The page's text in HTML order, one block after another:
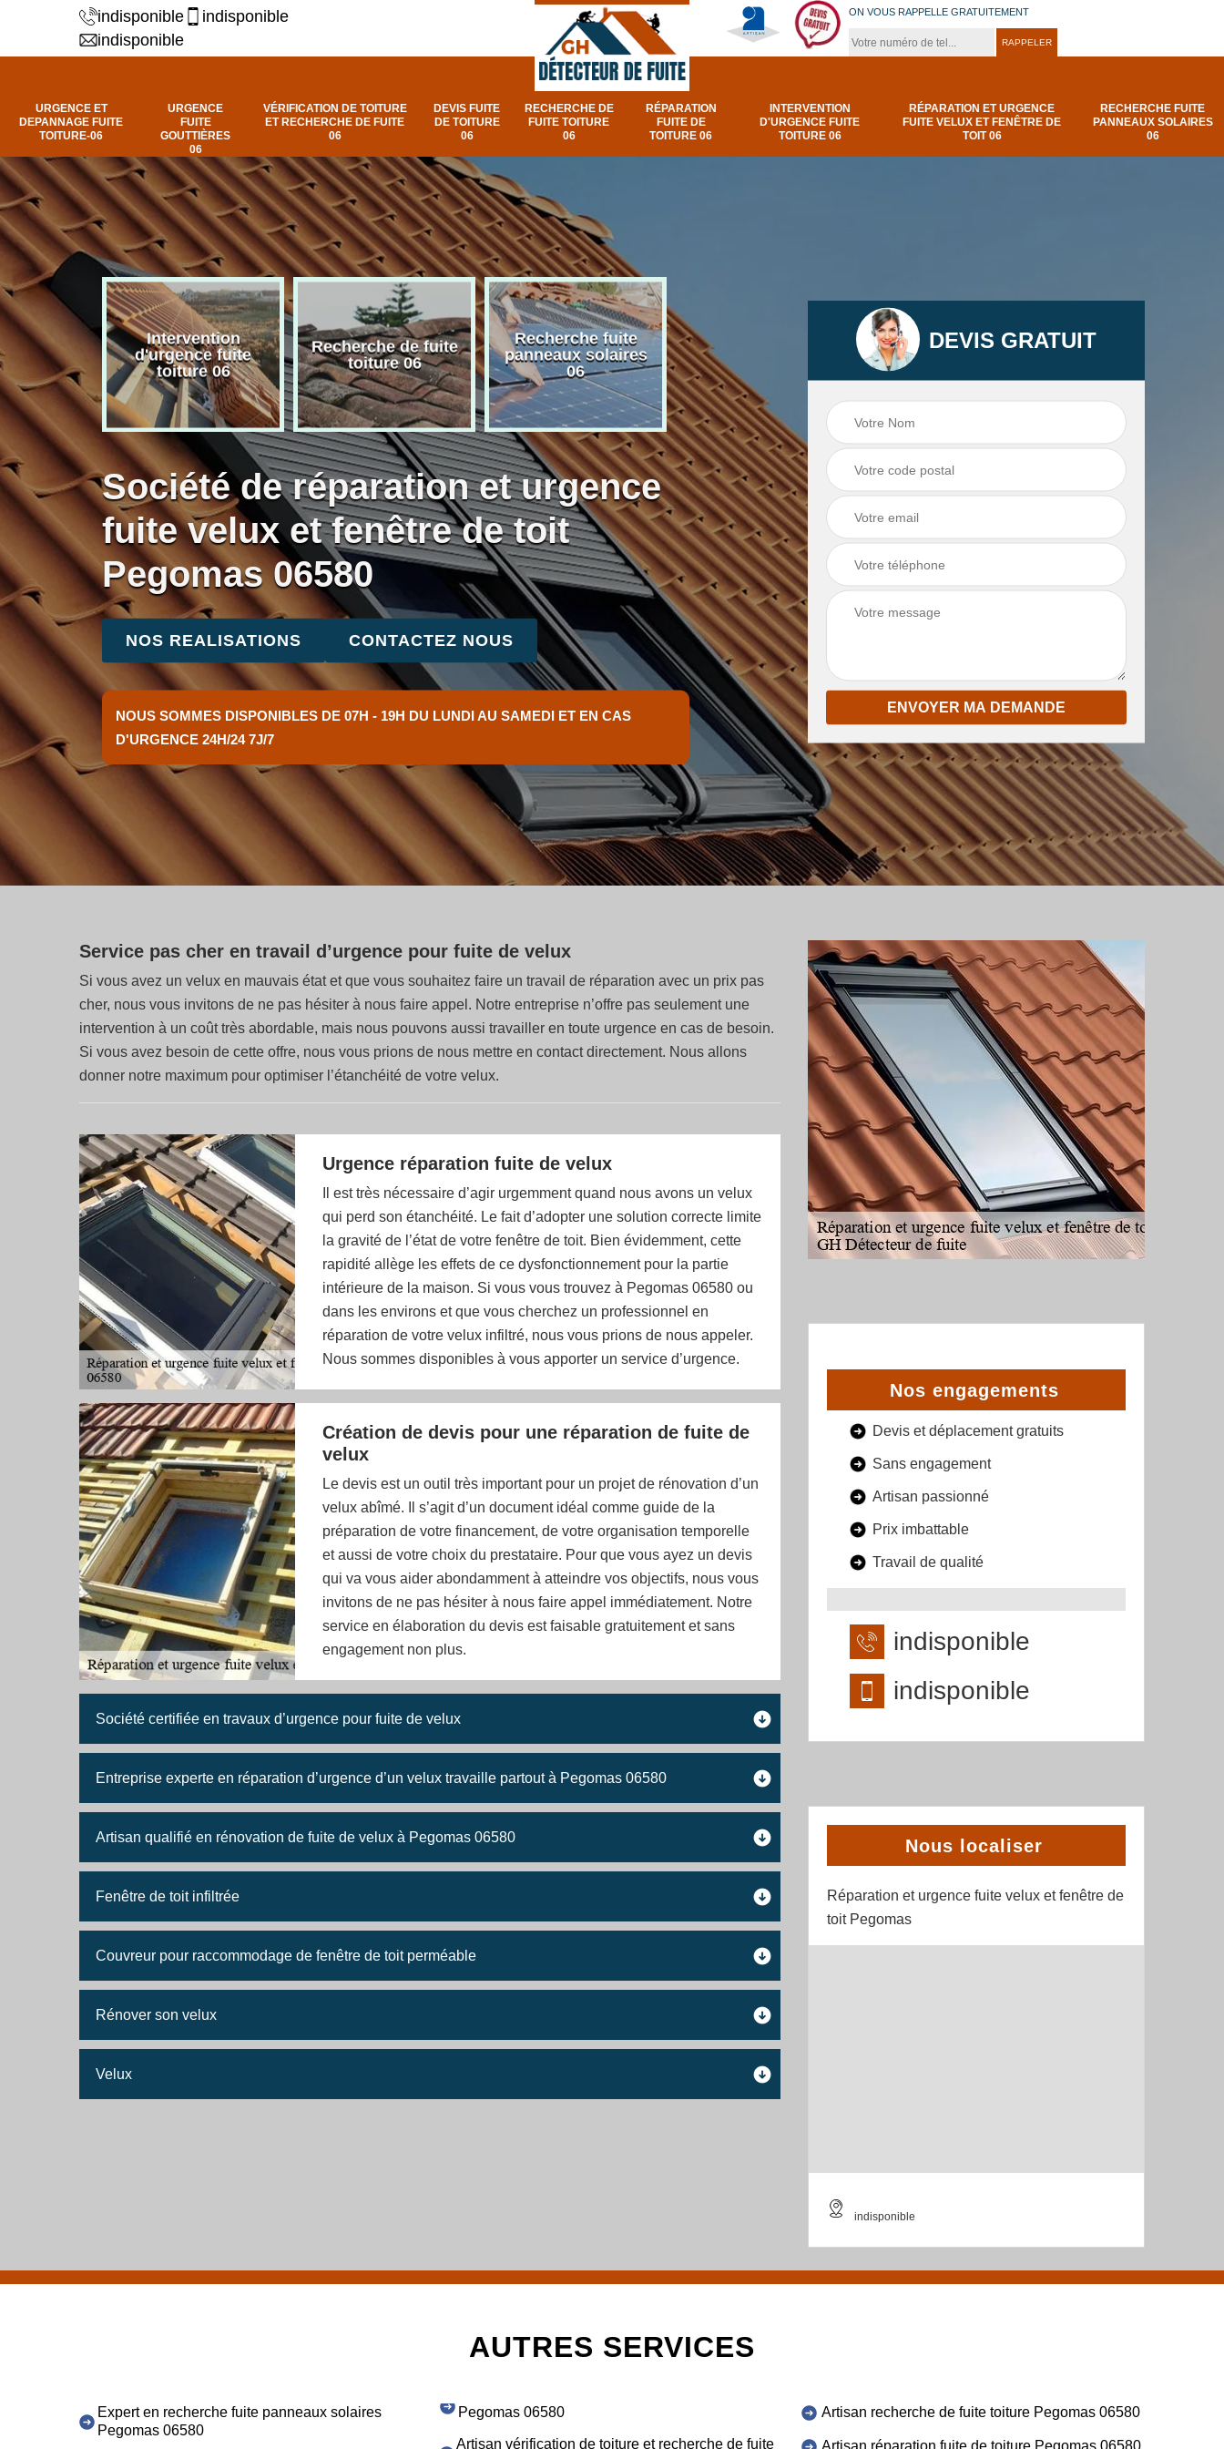
indisponible
indisponible
indisponible
ON VOUS RAPPELLE GRATUITEMENT
URGENCE ET
DEPANNAGE FUITE
TOITURE-06
URGENCE
FUITE
GOUTTIÈRES
06
VÉRIFICATION DE TOITURE
ET RECHERCHE DE FUITE
06
DEVIS FUITE
DE TOITURE
06
RECHERCHE DE
FUITE TOITURE
06
RÉPARATION
FUITE DE
TOITURE 06
INTERVENTION
D'URGENCE FUITE
TOITURE 06
RÉPARATION ET URGENCE
FUITE VELUX ET FENÊTRE DE
TOIT 06
RECHERCHE FUITE
PANNEAUX SOLAIRES
06
de
06
Intervention
d'urgence fuite
toiture 06
Recherche de fuite
toiture 06
Recherche fuite
panneaux solaires
06
urgence fuite velux
et fenêtre de toit 06
Réparation fuite de
Société de réparation et urgence
fuite velux et fenêtre de toit
Pegomas 06580
NOS REALISATIONS CONTACTEZ NOUS
NOUS SOMMES DISPONIBLES DE 07H - 19H DU LUNDI AU SAMEDI ET EN CAS
D'URGENCE 24H/24 7J/7
DEVIS GRATUIT
Service pas cher en travail d’urgence pour fuite de velux
Si vous avez un velux en mauvais état et que vous souhaitez faire un travail de réparation avec un prix pas
cher, nous vous invitons de ne pas hésiter à nous faire appel. Notre entreprise n’offre pas seulement une
intervention à un coût très abordable, mais nous pouvons aussi travailler en toute urgence en cas de besoin.
Si vous avez besoin de cette offre, nous vous prions de nous mettre en contact directement. Nous allons
donner notre maximum pour optimiser l’étanchéité de votre velux.
Urgence réparation fuite de velux
Il est très nécessaire d’agir urgemment quand nous avons un velux
qui perd son étanchéité. Le fait d’adopter une solution correcte limite
la gravité de l’état de votre fenêtre de toit. Bien évidemment, cette
rapidité allège les effets de ce dysfonctionnement pour la partie
intérieure de la maison. Si vous vous trouvez à Pegomas 06580 ou
dans les environs et que vous cherchez un professionnel en
réparation de votre velux infiltré, nous vous prions de nous appeler.
Nous sommes disponibles à vous apporter un service d’urgence.
Création de devis pour une réparation de fuite de
velux
Le devis est un outil très important pour un projet de rénovation d’un
velux abîmé. Il s’agit d’un document idéal comme guide de la
préparation de votre financement, de votre organisation temporelle
et aussi de votre choix du prestataire. Pour que vous ayez un devis
qui va vous aider abondamment à atteindre vos objectifs, nous vous
invitons de ne pas hésiter à nous faire appel immédiatement. Notre
service en élaboration du devis est faisable gratuitement et sans
engagement non plus.
Société certifiée en travaux d’urgence pour fuite de velux
Entreprise experte en réparation d’urgence d’un velux travaille partout à Pegomas 06580
Artisan qualifié en rénovation de fuite de velux à Pegomas 06580
Fenêtre de toit infiltrée
Couvreur pour raccommodage de fenêtre de toit perméable
Rénover son velux
Velux
Nos engagements
Devis et déplacement gratuits
Sans engagement
Artisan passionné
Prix imbattable
Travail de qualité
indisponible
indisponible
Nous localiser
Réparation et urgence fuite velux et fenêtre de
toit Pegomas
indisponible
AUTRES SERVICES
Expert en recherche fuite panneaux solaires
Pegomas 06580
Pegomas 06580
Artisan vérification de toiture et recherche de fuite
Artisan recherche de fuite toiture Pegomas 06580
Artisan réparation fuite de toiture Pegomas 06580